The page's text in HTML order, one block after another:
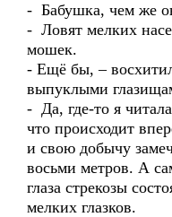
- Бабушка, чем же
- Ловят мелких
мошек.
- Ещё бы, –
выпуклыми
- Да, где-то я
что происходит
и свою добычу
восьми метров. А
глаза стрекозы
мелких глазков.